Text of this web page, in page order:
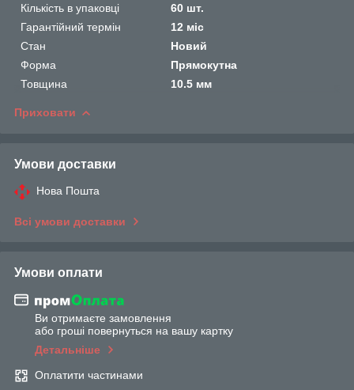
Кількість в упаковці
60 шт.
Гарантійний термін
12 міс
Стан
Новий
Форма
Прямокутна
Товщина
10.5 мм
Приховати
Умови доставки
Нова Пошта
Всі умови доставки
Умови оплати
Ви отримаєте замовлення
або гроші повернуться на вашу картку
Детальніше
Оплатити частинами